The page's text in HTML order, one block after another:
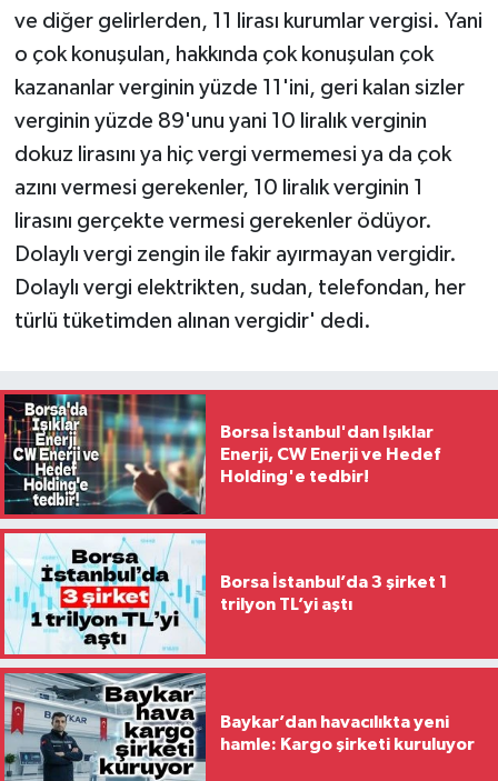
ve diğer gelirlerden, 11 lirası kurumlar vergisi. Yani
o çok konuşulan, hakkında çok konuşulan çok
kazananlar verginin yüzde 11'ini, geri kalan sizler
verginin yüzde 89'unu yani 10 liralık verginin
dokuz lirasını ya hiç vergi vermemesi ya da çok
azını vermesi gerekenler, 10 liralık verginin 1
lirasını gerçekte vermesi gerekenler ödüyor.
Dolaylı vergi zengin ile fakir ayırmayan vergidir.
Dolaylı vergi elektrikten, sudan, telefondan, her
türlü tüketimden alınan vergidir' dedi.
Borsa İstanbul'dan Işıklar
Enerji, CW Enerji ve Hedef
Holding'e tedbir!
Borsa İstanbul’da 3 şirket 1
trilyon TL’yi aştı
Baykar’dan havacılıkta yeni
hamle: Kargo şirketi kuruluyor